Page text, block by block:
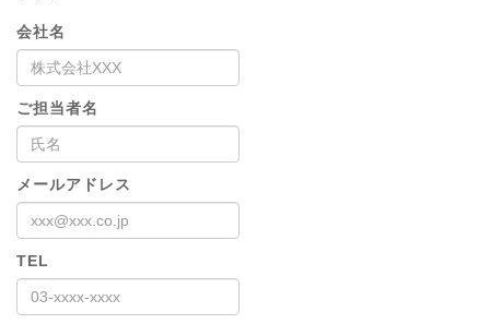
会社名
ご担当者名
メールアドレス
TEL